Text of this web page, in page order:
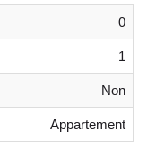
0
1
Non
Appartement